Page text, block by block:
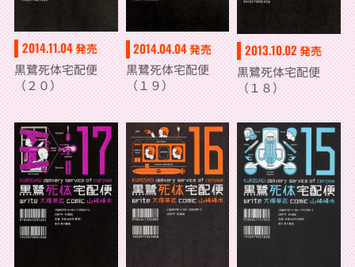
2014.11.04発売
黒鷺死体宅配便
（２０）
2014.04.04発売
黒鷺死体宅配便
（１９）
2013.10.02 発売
黒鷺死体宅配便
（１８）